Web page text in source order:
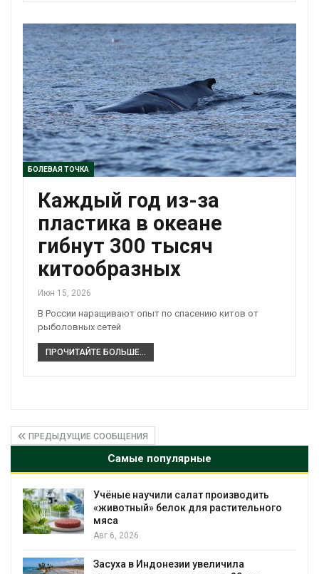
БОЛЕВАЯ ТОЧКА
Каждый год из-за
пластика в океане
гибнут 300 тысяч
китообразных
Июн 15, 2026
В России наращивают опыт по спасению китов от
рыболовных сетей
ПРОЧИТАЙТЕ БОЛЬШЕ...
ПРЕДЫДУЩИЕ СООБЩЕНИЯ
Самые популярные
Изменение климата меняет ареалы
бабочек по всему миру
Авг 6, 2026
установки солнечных панелей для